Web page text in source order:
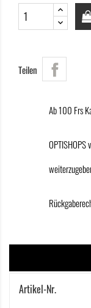
Teilen
Ab 100 Frs
Artikel-Nr.